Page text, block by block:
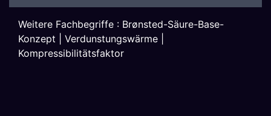
Weitere Fachbegriffe : Brønsted-Säure-Base-
Konzept
Verdunstungswärme
Kompressibilitätsfaktor